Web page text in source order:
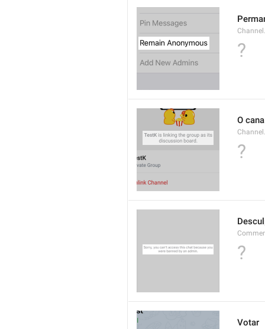
?
O
?
?
Votar